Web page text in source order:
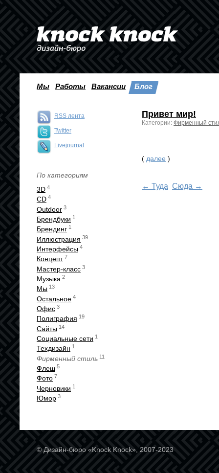
Мы Работы Вакансии Блог
RSS лента
Twitter
Livejournal
По категориям
3D 4
CD 4
Outdoor 3
Брендбуки 1
Брендинг 1
Иллюстрация 39
Интерфейсы 4
Концепт 7
Мастер-класс 3
Музыка 2
Мы 13
Остальное 4
Офис 3
Полиграфия 19
Сайты 14
Социальные сети 1
Техдизайн 1
Фирменный стиль 11
Флеш 5
Фото 7
Черновики 1
Юмор 3
Привет мир!
Категории: Фирменный
( далее )
← Туда Сюда →
© Дизайн-бюро «Knock Knock», 2007-2023